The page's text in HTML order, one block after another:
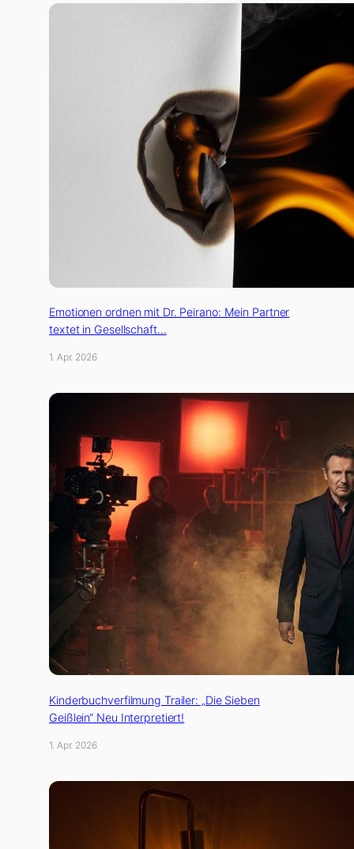
Emotionen ordnen mit Dr. Peirano: Mein Partner
textet in Gesellschaft…
1. Apr. 2026
Kinderbuchverfilmung Trailer: „Die Sieben
Geißlein“ Neu Interpretiert!
1. Apr. 2026